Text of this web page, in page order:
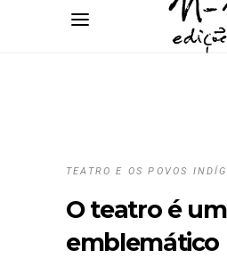
TEATRO E OS POVOS
O teatro é
emblemático